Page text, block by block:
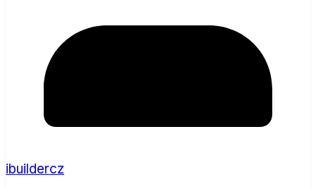
ibuildercz